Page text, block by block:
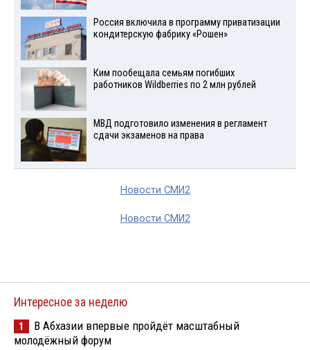
Россия включила в программу приватизации
кондитерскую фабрику «Рошен»
Ким пообещала семьям погибших
работников Wildberries по 2 млн рублей
МВД подготовило изменения в регламент
сдачи экзаменов на права
Новости СМИ2
Новости СМИ2
Интересное за неделю
1
В Абхазии впервые пройдёт масштабный
молодёжный форум